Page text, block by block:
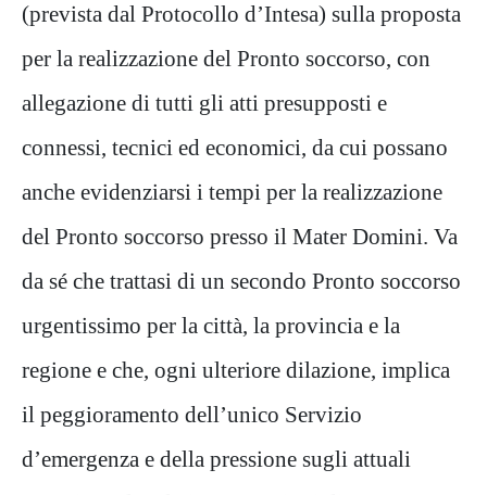
(prevista dal Protocollo d’Intesa) sulla proposta
per la realizzazione del Pronto soccorso, con
allegazione di tutti gli atti presupposti e
connessi, tecnici ed economici, da cui possano
anche evidenziarsi i tempi per la realizzazione
del Pronto soccorso presso il Mater Domini. Va
da sé che trattasi di un secondo Pronto soccorso
urgentissimo per la città, la provincia e la
regione e che, ogni ulteriore dilazione, implica
il peggioramento dell’unico Servizio
d’emergenza e della pressione sugli attuali